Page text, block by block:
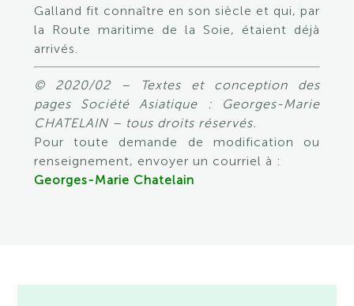
Galland fit connaître en son siècle et qui, par
la Route maritime de la Soie, étaient déjà
arrivés.
© 2020/02 – Textes et conception des
pages Société Asiatique : Georges-Marie
CHATELAIN – tous droits réservés.
Pour toute demande de modification ou
renseignement, envoyer un courriel à :
Georges-Marie Chatelain